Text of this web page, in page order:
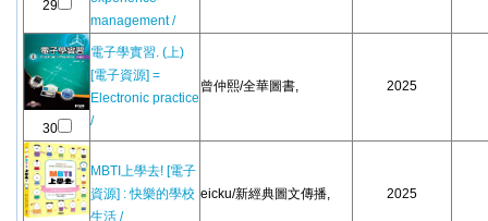
29
management /
30
電子學實習. (上)
[電子資源] =
Electronic practice
/
曾仲熙/全華圖書, 2025
MBTI上學去! [電子
資源] : 快樂的學校
生活 /
eicku/新經典圖文傳播, 2025